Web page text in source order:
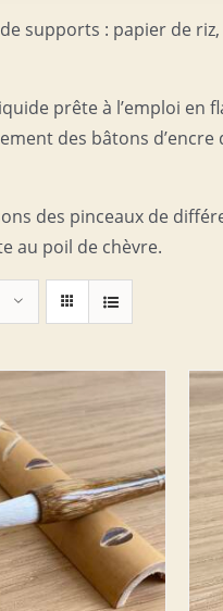
supports : papier de
prête à l’emploi en
des bâtons
des pinceaux de
au poil de chèvre.
PANIER / DETAILS